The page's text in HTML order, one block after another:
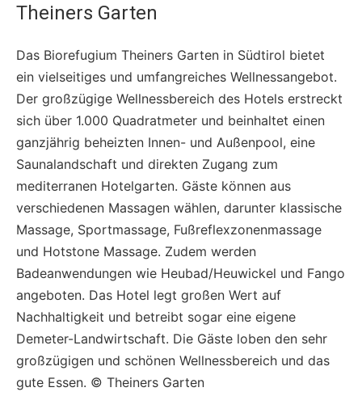
Theiners Garten
Das Biorefugium Theiners Garten in Südtirol bietet
ein vielseitiges und umfangreiches Wellnessangebot.
Der großzügige Wellnessbereich des Hotels erstreckt
sich über 1.000 Quadratmeter und beinhaltet einen
ganzjährig beheizten Innen- und Außenpool, eine
Saunalandschaft und direkten Zugang zum
mediterranen Hotelgarten. Gäste können aus
verschiedenen Massagen wählen, darunter klassische
Massage, Sportmassage, Fußreflexzonenmassage
und Hotstone Massage. Zudem werden
Badeanwendungen wie Heubad/Heuwickel und Fango
angeboten. Das Hotel legt großen Wert auf
Nachhaltigkeit und betreibt sogar eine eigene
Demeter-Landwirtschaft. Die Gäste loben den sehr
großzügigen und schönen Wellnessbereich und das
gute Essen. © Theiners Garten